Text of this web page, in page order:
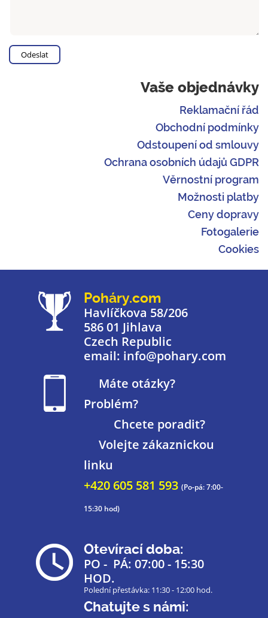
Vaše objednávky
Reklamační řád
Obchodní podmínky
Odstoupení od smlouvy
Ochrana osobních údajů GDPR
Věrnostní program
Možnosti platby
Ceny dopravy
Fotogalerie
Cookies
Poháry.com
Havlíčkova 58/206
586 01 Jihlava
Czech Republic
email: info@pohary.com
Máte otázky?
Problém?
Chcete poradit?
Volejte zákaznickou
linku
+420 605 581 593 (Po-pá: 7:00-
15:30 hod)
Otevírací doba:
PO - PÁ: 07:00 - 15:30
HOD.
Polední přestávka: 11:30 - 12:00 hod.
Chatujte s námi: